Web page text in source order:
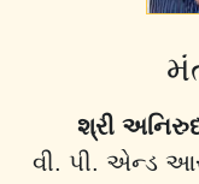
શ્રી
વી. પી. એન્ડ